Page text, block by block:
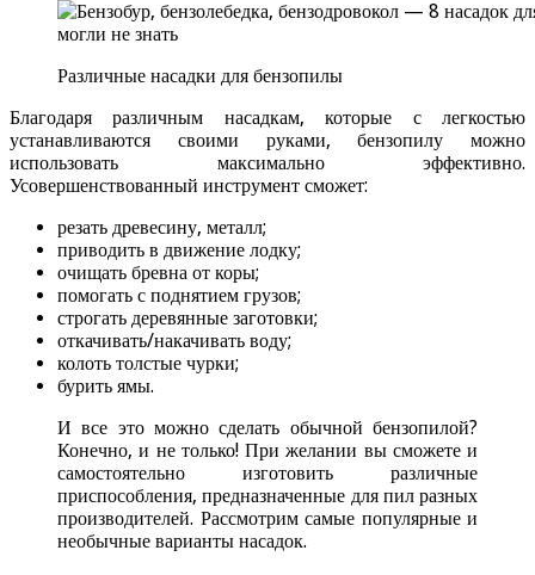
Различные насадки для бензопилы
Благодаря различным насадкам, которые с легкостью
устанавливаются своими руками, бензопилу можно
использовать максимально эффективно.
Усовершенствованный инструмент сможет:
резать древесину, металл;
приводить в движение лодку;
очищать бревна от коры;
помогать с поднятием грузов;
строгать деревянные заготовки;
откачивать/накачивать воду;
колоть толстые чурки;
бурить ямы.
И все это можно сделать обычной бензопилой?
Конечно, и не только! При желании вы сможете и
самостоятельно изготовить различные
приспособления, предназначенные для пил разных
производителей. Рассмотрим самые популярные и
необычные варианты насадок.